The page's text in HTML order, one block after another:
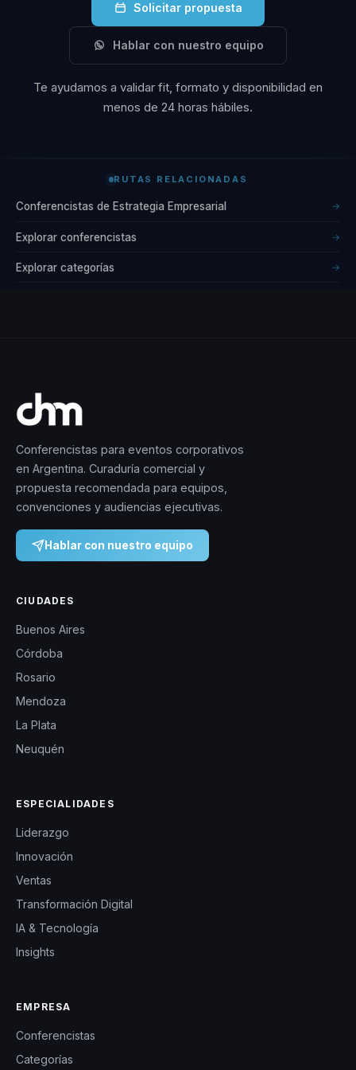
Solicitar propuesta
Hablar con nuestro equipo
Te ayudamos a validar fit, formato y disponibilidad en
menos de 24 horas hábiles.
RUTAS RELACIONADAS
Conferencistas de Estrategia Empresarial →
Explorar conferencistas →
Explorar categorías →
Conferencistas para eventos corporativos
en Argentina. Curaduría comercial y
propuesta recomendada para equipos,
convenciones y audiencias ejecutivas.
Hablar con nuestro equipo
CIUDADES
Buenos Aires
Córdoba
Rosario
Mendoza
La Plata
Neuquén
ESPECIALIDADES
Liderazgo
Innovación
Ventas
Transformación Digital
IA & Tecnología
Insights
EMPRESA
Conferencistas
Categorías